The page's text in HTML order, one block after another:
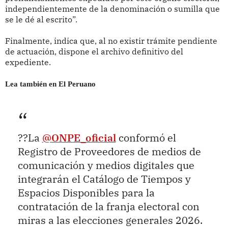
independientemente de la denominación o sumilla que
se le dé al escrito”.
Finalmente, indica que, al no existir trámite pendiente
de actuación, dispone el archivo definitivo del
expediente.
Lea también en El Peruano
??La @ONPE_oficial conformó el
Registro de Proveedores de medios de
comunicación y medios digitales que
integrarán el Catálogo de Tiempos y
Espacios Disponibles para la
contratación de la franja electoral con
miras a las elecciones generales 2026.